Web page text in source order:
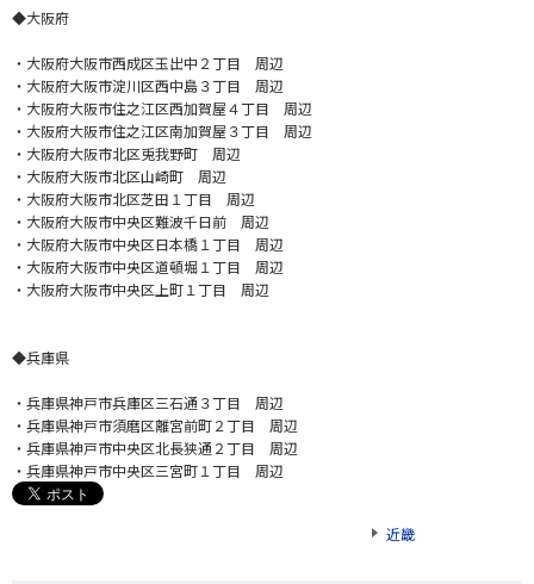
◆大阪府
・大阪府大阪市西成区玉出中２丁目 周辺
・大阪府大阪市淀川区西中島３丁目 周辺
・大阪府大阪市住之江区西加賀屋４丁目 周辺
・大阪府大阪市住之江区南加賀屋３丁目 周辺
・大阪府大阪市北区兎我野町 周辺
・大阪府大阪市北区山崎町 周辺
・大阪府大阪市北区芝田１丁目 周辺
・大阪府大阪市中央区難波千日前 周辺
・大阪府大阪市中央区日本橋１丁目 周辺
・大阪府大阪市中央区道頓堀１丁目 周辺
・大阪府大阪市中央区上町１丁目 周辺
◆兵庫県
・兵庫県神戸市兵庫区三石通３丁目 周辺
・兵庫県神戸市須磨区離宮前町２丁目 周辺
・兵庫県神戸市中央区北長狭通２丁目 周辺
・兵庫県神戸市中央区三宮町１丁目 周辺
近畿